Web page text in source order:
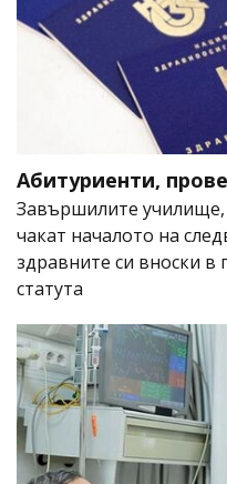
Абитуриенти,
Завършилите
чакат началото на
здравните си вноски
статута